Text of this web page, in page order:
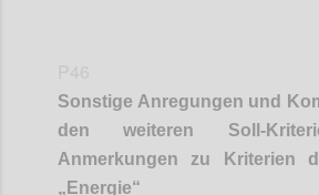
Sonstige Anregungen und
den weiteren Soll-
Anmerkungen zu Kriterien
„ Energie“